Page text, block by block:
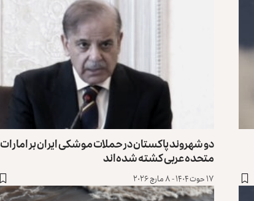
دو شهروند پاکستان در حملات موشکی ایران بر امارات
متحده عربی کشته شده‌اند
۱۷ حوت ۱۴۰۴ - ۸ مارچ ۲۰۲۶